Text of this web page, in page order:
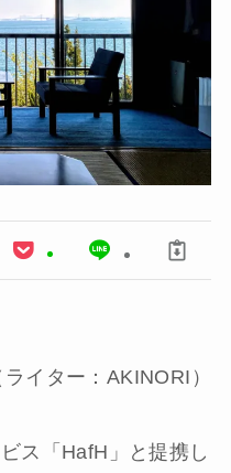
ライター：AKINORI）
ス「HafH」と提携し